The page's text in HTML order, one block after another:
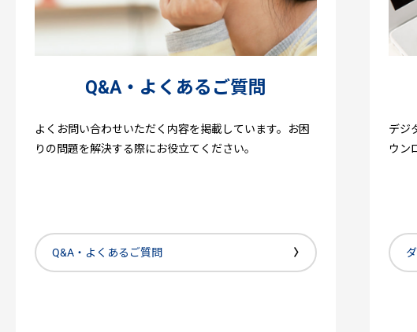
Q&A・よくあるご質問
よくお問い合わせいただく内容を掲載しています。お困
りの問題を解決する際にお役立てください。
Q&A・よくあるご質問
デジ
ウン